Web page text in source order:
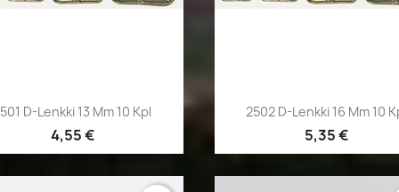
Pikakatselu
D-Lenkki 13 Mm 10 Kpl
4,55 €
Pikakatselu
2502 D-Lenkki 16 Mm 10
5,35 €